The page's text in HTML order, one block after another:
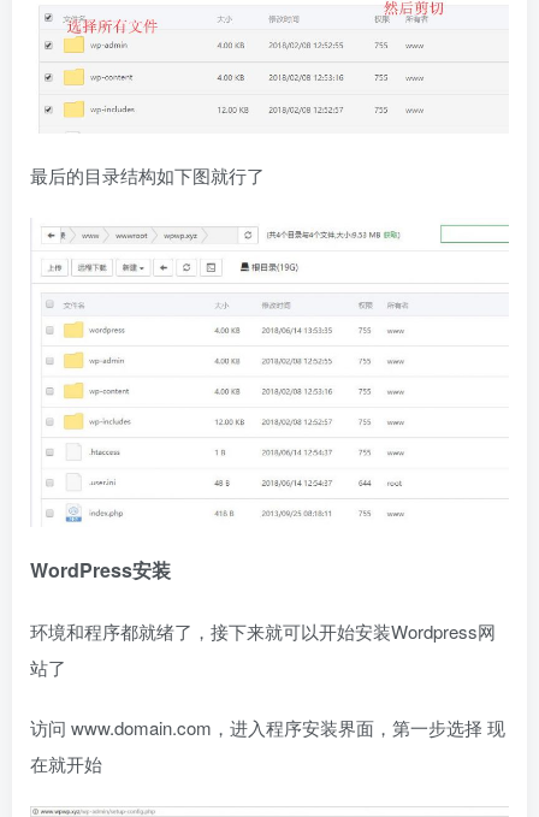
最后的目录结构如下图就行了
WordPress安装
环境和程序都就绪了，接下来就可以开始安装Wordpress网
站了
访问 www.domain.com，进入程序安装界面，第一步选择 现
在就开始